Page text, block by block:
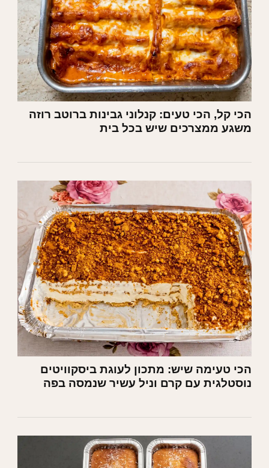
הכי קל, הכי טעים: קנלוני גבינות ברוטב רוזה
משגע ממצרכים שיש בכל בית
הכי טעימה שיש: מתכון לעוגת ביסקוויטים
נוסטלגית עם קרם וניל עשיר שנמסה בפה